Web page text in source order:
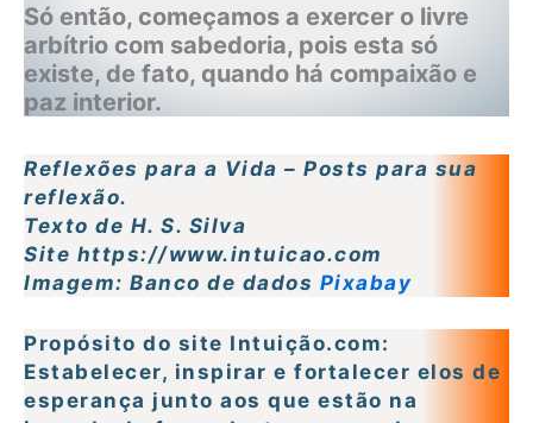
Só então, começamos a exercer o livre
arbítrio com sabedoria, pois esta só
existe, de fato, quando há compaixão e
paz interior.
Reflexões para a Vida – Posts para sua
reflexão.
Texto de H. S. Silva
Site https://www.intuicao.com
Imagem: Banco de dados Pixabay
Propósito do site Intuição.com:
Estabelecer, inspirar e fortalecer elos de
esperança junto aos que estão na